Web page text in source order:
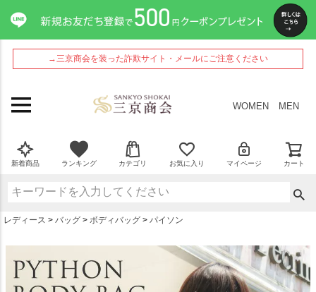
→三京商会を装った詐欺サイト・メールにご注意ください
WOMEN MEN
新着商品 ランキング カテゴリ お気に入り マイページ カート
レディース バッグ ボディバッグ パイソン
ペー
ジト
ップ
へ